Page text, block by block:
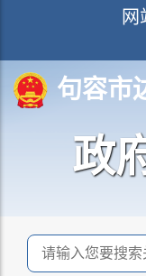
网
句容市
政